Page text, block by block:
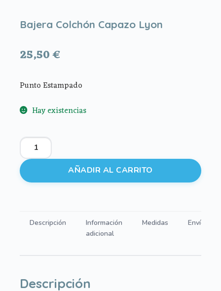
Bajera Colchón Capazo Lyon
25,50€
Punto Estampado
Hay existencias
Bajera
Colchón
Capazo
Lyon
AÑADIR AL CARRITO
Descripción
Información
adicional
Medidas Envíos
Descripción